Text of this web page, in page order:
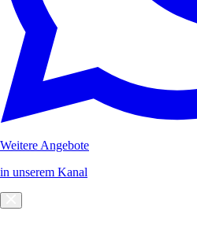
Weitere Angebote
in unserem Kanal